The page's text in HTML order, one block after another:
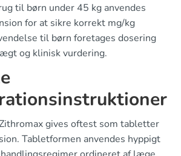
til børn under 45 kg anvendes
for at sikre korrekt mg/kg
til børn foretages dosering
og klinisk vurdering.
gives oftest som tabletter
Tabletformen anvendes hyppigt